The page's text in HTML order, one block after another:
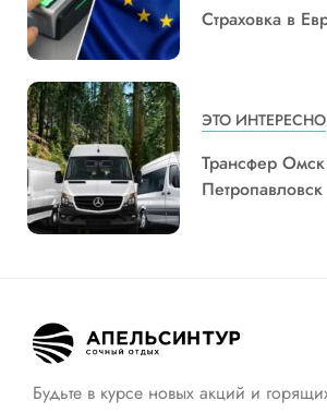
Страховка в
ЭТО ИНТЕРЕСНО
Трансфер
Петропавловск
Будьте в курсе новых акций и